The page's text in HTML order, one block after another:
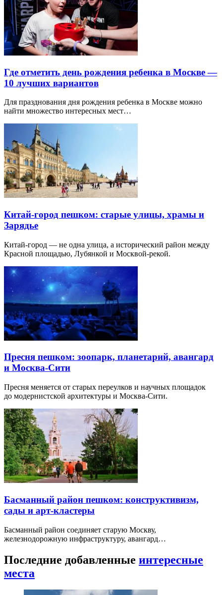
Где отметить день рождения ребенка в Москве —
10 лучших вариантов
Для празднования дня рождения ребенка в Москве можно
найти множество интересных мест…
Китай-город пешком: старые улицы, храмы и
Зарядье
Китай-город — не одна улица, а исторический район между
Красной площадью, Лубянкой и Москвой-рекой.
Пресня пешком: зоопарк, планетарий, авангард
и Москва-Сити
Пресня меняется от старых переулков и научных площадок
до модернистской архитектуры и Москва-Сити.
Басманный район пешком: конструктивизм,
сады и арт-кластеры
Басманный район соединяет старую Москву,
железнодорожную инфраструктуру, авангард…
Последние добавленные интересные
места